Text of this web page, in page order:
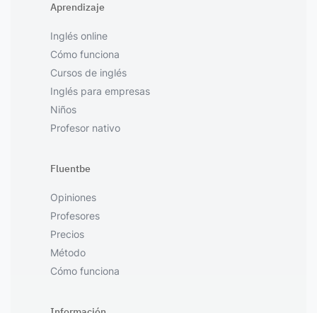
Aprendizaje
Inglés online
Cómo funciona
Cursos de inglés
Inglés para empresas
Niños
Profesor nativo
Fluentbe
Opiniones
Profesores
Precios
Método
Cómo funciona